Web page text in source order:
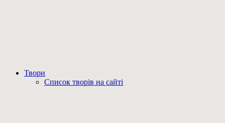
Твори
Список творів на сайті